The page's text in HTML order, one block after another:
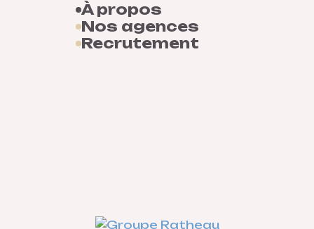
À propos
Nos agences
Recrutement